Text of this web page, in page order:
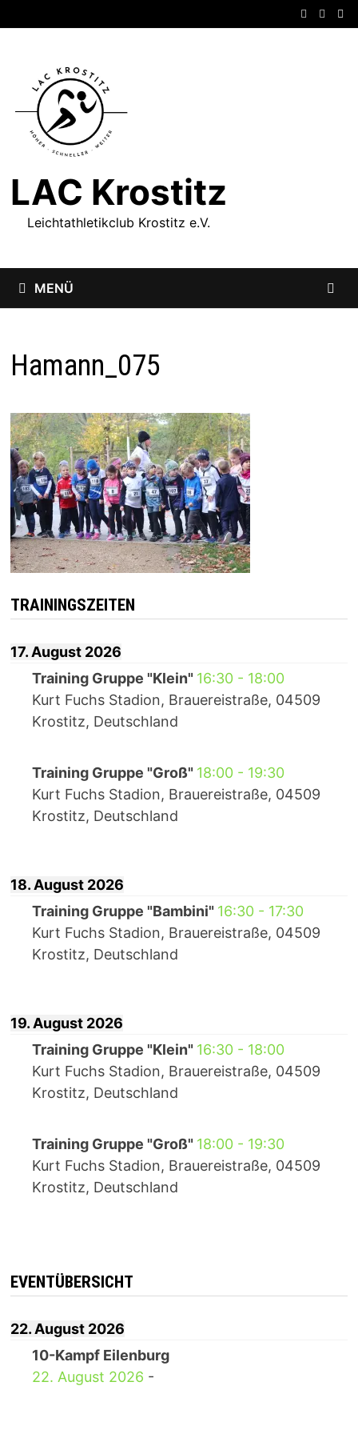
Inhalt
LAC Krostitz
Leichtathletikclub Krostitz e.V.
MENÜ
Hamann_075
TRAININGSZEITEN
17. August 2026
Training Gruppe "Klein" 16:30- 18:00
Kurt Fuchs Stadion, Brauereistraße, 04509
Krostitz, Deutschland
Training Gruppe "Groß" 18:00- 19:30
Kurt Fuchs Stadion, Brauereistraße, 04509
Krostitz, Deutschland
18. August 2026
Training Gruppe "Bambini" 16:30- 17:30
Kurt Fuchs Stadion, Brauereistraße, 04509
Krostitz, Deutschland
19. August 2026
Training Gruppe "Klein" 16:30- 18:00
Kurt Fuchs Stadion, Brauereistraße, 04509
Krostitz, Deutschland
Training Gruppe "Groß" 18:00- 19:30
Kurt Fuchs Stadion, Brauereistraße, 04509
Krostitz, Deutschland
EVENTÜBERSICHT
22. August 2026
10-Kampf Eilenburg
22. August 2026 -